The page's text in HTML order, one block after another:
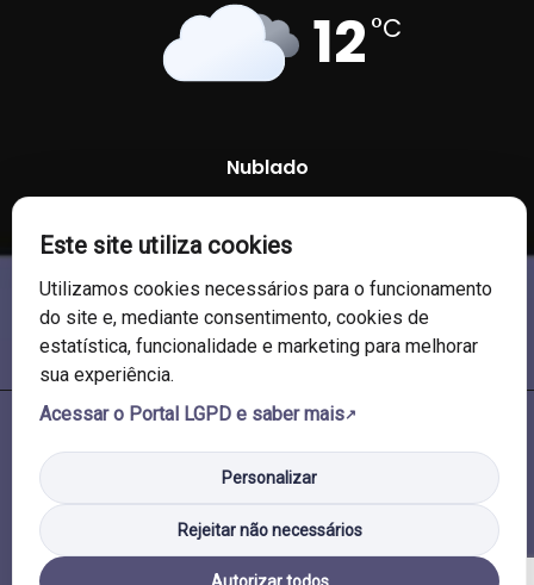
12 °C
Nublado
97 % 1008 mb
reservados.
Este site utiliza cookies
Utilizamos cookies necessários para o funcionamento
do site e, mediante consentimento, cookies de
estatística, funcionalidade e marketing para melhorar
sua experiência.
Acessar o Portal LGPD e saber mais
Personalizar
Rejeitar não necessários